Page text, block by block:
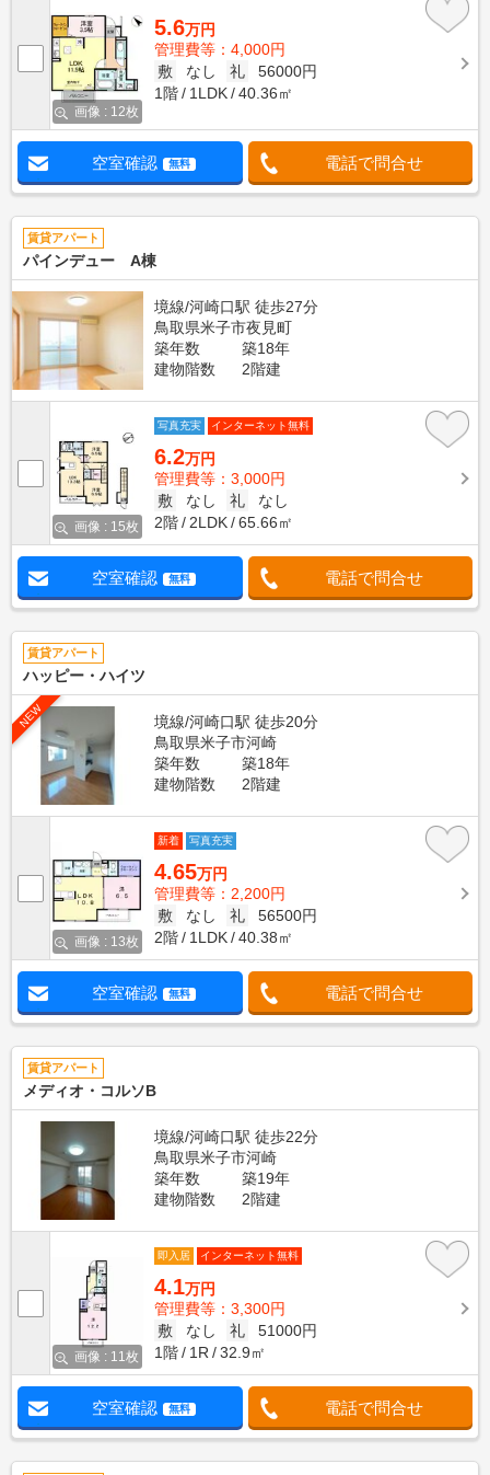
画像 : 12枚
5.6万円
管理費等：4,000円
敷
なし 礼
56000円
1階
1LDK 40.36㎡
空室確認 無料 電話で問合せ
賃貸アパート
パインデュー A棟
境線/河崎口駅 徒歩27分
鳥取県米子市夜見町
築年数
築18年
建物階数
2階建
画像 : 15枚
写真充実 インターネット無料
6.2万円
管理費等：3,000円
敷
なし 礼
なし
2階
2LDK 65.66㎡
空室確認 無料 電話で問合せ
賃貸アパート
ハッピー・ハイツ
NEW
境線/河崎口駅 徒歩20分
鳥取県米子市河崎
築年数
築18年
建物階数
2階建
画像 : 13枚
新着 写真充実
4.65万円
管理費等：2,200円
敷
なし 礼
56500円
2階
1LDK 40.38㎡
空室確認 無料 電話で問合せ
賃貸アパート
メディオ・コルソB
境線/河崎口駅 徒歩22分
鳥取県米子市河崎
築年数
築19年
建物階数
2階建
画像 : 11枚
即入居 インターネット無料
4.1万円
管理費等：3,300円
敷
なし 礼
51000円
1階
1R 32.9㎡
空室確認 無料 電話で問合せ